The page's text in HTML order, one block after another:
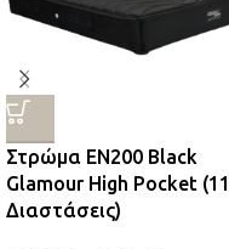
Στρώμα EN200 Black
Glamour High Pocket (11
Διαστάσεις)